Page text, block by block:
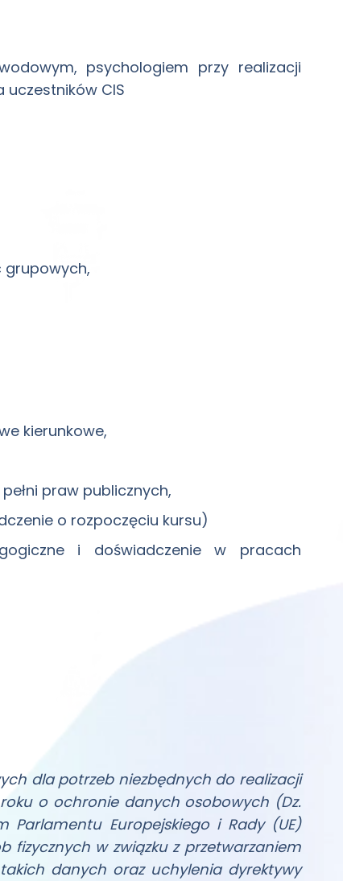
psychologiem przy realizacji
CIS
grupowych,
kierunkowe,
praw publicznych,
o rozpoczęciu kursu)
i doświadczenie w pracach
dla potrzeb niezbędnych do realizacji
o ochronie danych osobowych (Dz.
Parlamentu Europejskiego i Rady (UE)
fizycznych w związku z przetwarzaniem
danych oraz uchylenia dyrektywy